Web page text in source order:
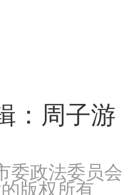
：周子游
委政法委员会
版权所有